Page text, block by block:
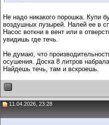
Не надо никакого порошка. Купи
воздушных пузырей. Налей ее в
Насос воткни в вент или в
увидишь где течь.
Не думаю, что
осушения. Доска 8 литров
Найдешь течь, там и вскроешь.
11.04.2026, 23:28